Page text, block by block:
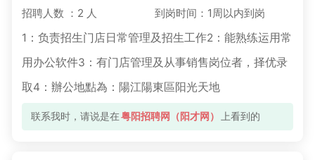
招聘人数 ：2 人
到岗时间：1周以内到岗
1：负责招生门店日常管理及招生工作2：能熟练运用常
用办公软件3：有门店管理及从事销售岗位者，择优录
取4：辦公地點為：陽江陽東區阳光天地
联系我时，请说是在粤阳招聘网（阳才网） 上看到的